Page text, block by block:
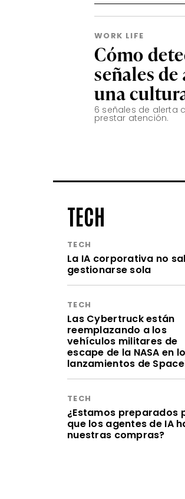
WORK LIFE
Cómo
señales
una
6 señales de alerta
prestar atención.
TECH
TECH
La IA corporativa no
gestionarse sola
TECH
Las Cybertruck están
reemplazando a los
vehículos militares de
escape de la NASA en
lanzamientos de
TECH
¿Estamos preparados
que los agentes de IA
nuestras compras?